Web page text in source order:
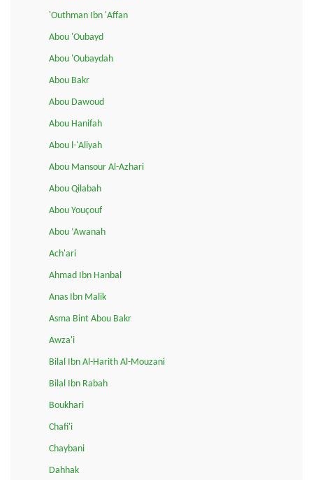
'Outhman Ibn 'Affan
Abou 'Oubayd
Abou 'Oubaydah
Abou Bakr
Abou Dawoud
Abou Hanifah
Abou l-'Aliyah
Abou Mansour Al-Azhari
Abou Qilabah
Abou Youçouf
Abou ‘Awanah
Ach'ari
Ahmad Ibn Hanbal
Anas Ibn Malik
Asma Bint Abou Bakr
Awza'i
Bilal Ibn Al-Harith Al-Mouzani
Bilal Ibn Rabah
Boukhari
Chafi'i
Chaybani
Dahhak